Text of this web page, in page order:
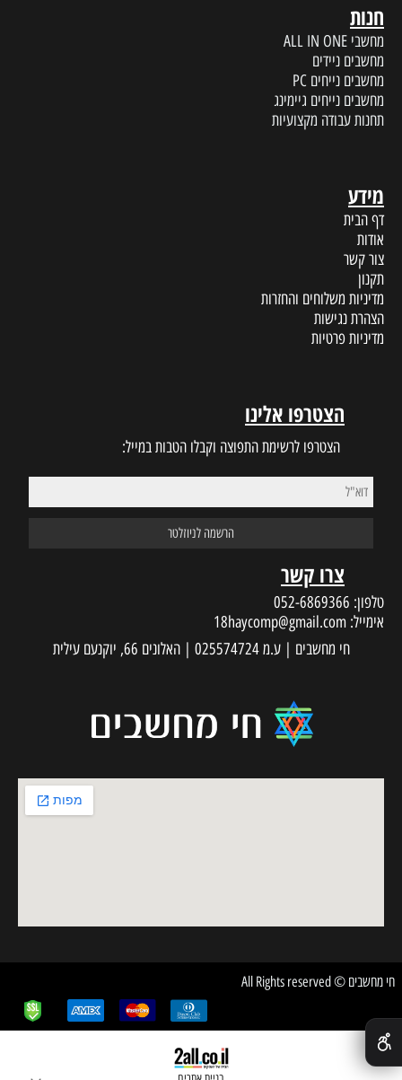
חנות
מחשבי ALL IN ONE
מחשבים ניידים
מחשבים נייחים PC
מחשבים נייחים גיימינג
תחנות עבודה מקצועיות
מידע
דף הבית
אודות
צור קשר
תקנון
מדיניות משלוחים והחזרות
הצהרת נגישות
מדיניות פרטיות
הצטרפו אלינו
הצטרפו לרשימת התפוצה וקבלו הטבות במייל:
צרו קשר
טלפון: 052-6869366
אימייל: 18haycomp@gmail.com
חי מחשבים | ע.מ 025574724 | האלונים 66, יוקנעם עילית
חי מחשבים © All Rights reserved